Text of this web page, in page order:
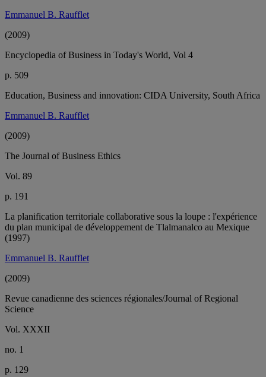
Emmanuel B. Raufflet
(2009)
Encyclopedia of Business in Today's World, Vol 4
p. 509
Education, Business and innovation: CIDA University, South Africa
Emmanuel B. Raufflet
(2009)
The Journal of Business Ethics
Vol. 89
p. 191
La planification territoriale collaborative sous la loupe : l'expérience
du plan municipal de développement de Tlalmanalco au Mexique
(1997)
Emmanuel B. Raufflet
(2009)
Revue canadienne des sciences régionales/Journal of Regional
Science
Vol. XXXII
no. 1
p. 129